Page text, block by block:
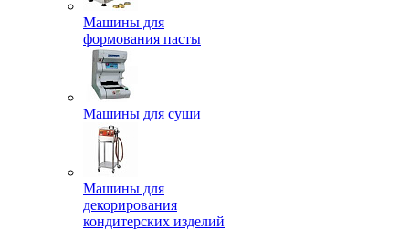
Машины для
формования пасты
Машины для суши
Машины для
декорирования
кондитерских изделий